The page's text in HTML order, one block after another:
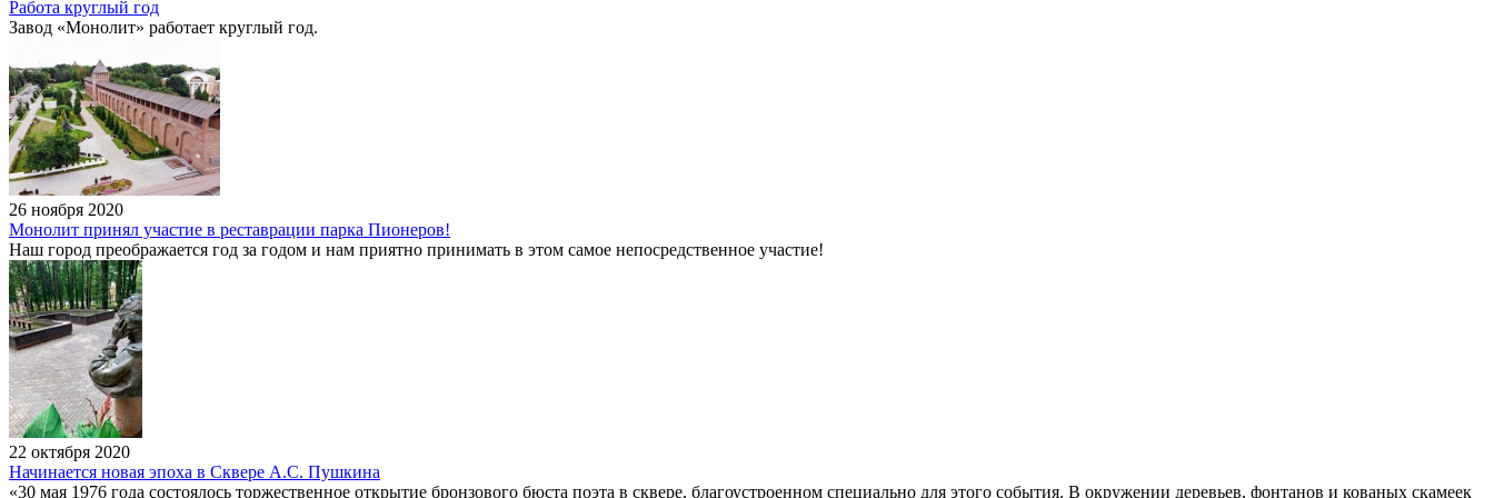
Работа круглый год
Завод «Монолит» работает круглый год.
26 ноября 2020
Монолит принял участие в реставрации парка Пионеров!
Наш город преображается год за годом и нам приятно принимать в этом самое непосредственное участие!
22 октября 2020
Начинается новая эпоха в Сквере А.С. Пушкина
«30 мая 1976 года состоялось торжественное открытие бронзового бюста поэта в сквере, благоустроенном специально для этого события. В окружении деревьев, фонтанов и кованых скамеек